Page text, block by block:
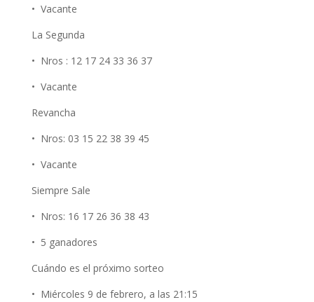
• Vacante
La Segunda
• Nros : 12 17 24 33 36 37
• Vacante
Revancha
• Nros: 03 15 22 38 39 45
• Vacante
Siempre Sale
• Nros: 16 17 26 36 38 43
• 5 ganadores
Cuándo es el próximo sorteo
• Miércoles 9 de febrero, a las 21:15